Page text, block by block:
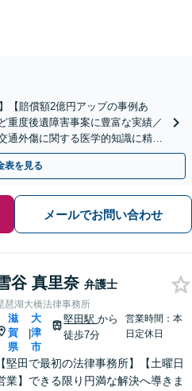
【賠償額2億円アップの事例あ
重度後遺障害事案に豊富な実績／
通外傷に関する医学的知識に精通
祝・夜間対応可】
表を見る
メールでお問い合わせ
谷 真里奈 弁護士
琶湖大橋法律事務所
滋
賀
県
|
大
津
市
堅田駅から
徒歩7分
営業時間：本
日定休日
【堅田で最初の法律事務所】【土曜日
業】できる限り円満な解決へ導きま